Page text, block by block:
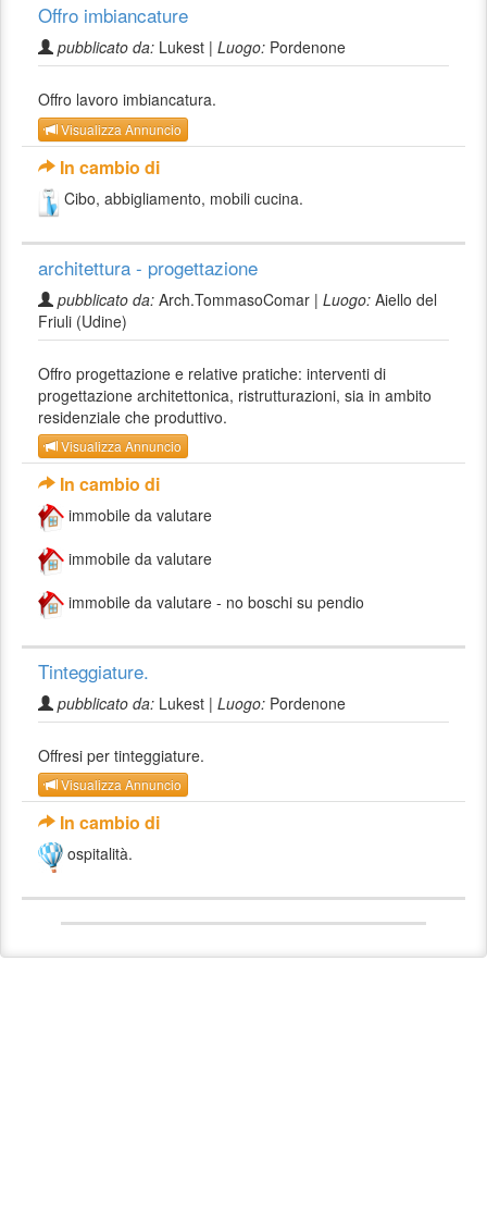
Offro imbiancature
pubblicato da: Lukest | Luogo: Pordenone
Offro lavoro imbiancatura.
Visualizza Annuncio
In cambio di
Cibo, abbigliamento, mobili cucina.
architettura - progettazione
pubblicato da: Arch.TommasoComar | Luogo: Aiello del
Friuli (Udine)
Offro progettazione e relative pratiche: interventi di
progettazione architettonica, ristrutturazioni, sia in ambito
residenziale che produttivo.
Visualizza Annuncio
In cambio di
immobile da valutare
immobile da valutare
immobile da valutare - no boschi su pendio
Tinteggiature.
pubblicato da: Lukest | Luogo: Pordenone
Offresi per tinteggiature.
Visualizza Annuncio
In cambio di
ospitalità.